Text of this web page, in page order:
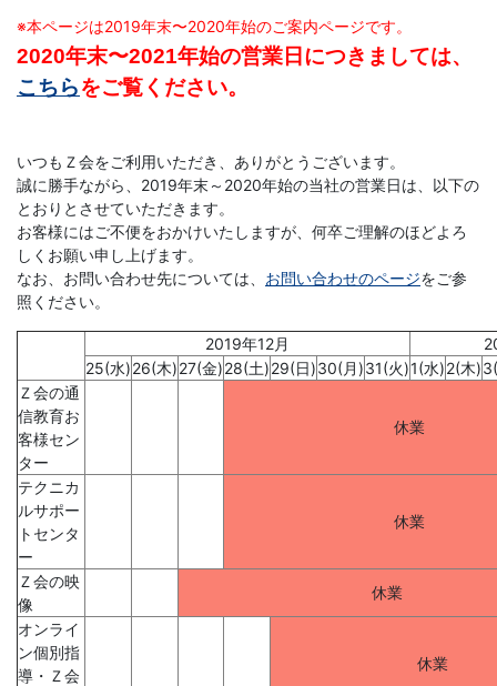
ト】
自
学
ぶ
こ
と
は、
や
が
て、
学
力
※本ページは2019年末〜2020年始のご案内ページです。
2020年末〜2021年始の営業日につきましては、
こちらをご覧ください。
いつもＺ会をご利用いただき、ありがとうございます。
誠に勝手ながら、2019年末～2020年始の当社の営業日は、以下の
とおりとさせていただきます。
お客様にはご不便をおかけいたしますが、何卒ご理解のほどよろ
しくお願い申し上げます。
なお、お問い合わせ先については、 お問い合わせのページをご参
照ください。
2019年12月
25(水)26(木)27(金)28(土)29(日)30(月)31(火)1(水)2(木)
Ｚ会の通
信教育お
客様セン
ター
休業
テクニカ
ルサポー
トセンタ
ー
休業
Ｚ会の映
像
休業
オンライ
ン個別指
導・Ｚ会
休業